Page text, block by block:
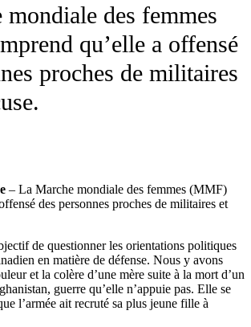
des femmes
qu’elle a offensé
proches de militaires
– La Marche mondiale des femmes (MMF)
des personnes proches de militaires et
de questionner les orientations politiques
en matière de défense. Nous y avons
et la colère d’une mère suite à la mort d’un
guerre qu’elle n’appuie pas. Elle se
l’armée ait recruté sa plus jeune fille à